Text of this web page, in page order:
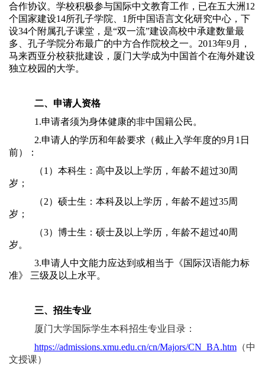
合作协议。学校积极参与国际中文教育工作，已在五大洲12
个国家建设14所孔子学院、1所中国语言文化研究中心，下
设34个附属孔子课堂，是“双一流”建设高校中承建数量最
多、孔子学院分布最广的中方合作院校之一。2013年9月，
马来西亚分校获批建设，厦门大学成为中国首个在海外建设
独立校园的大学。
二、申请人资格
1.申请者须为身体健康的非中国籍公民。
2.申请人的学历和年龄要求（截止入学年度的9月1日
前）：
（1）本科生：高中及以上学历，年龄不超过30周
岁；
（2）硕士生：本科及以上学历，年龄不超过35周
岁；
（3）博士生：硕士及以上学历，年龄不超过40周
岁。
3.申请人中文能力应达到或相当于《国际汉语能力标
准》 三级及以上水平。
三、招生专业
厦门大学国际学生本科招生专业目录：
https://admissions.xmu.edu.cn/cn/Majors/CN_BA.htm（中
文授课）